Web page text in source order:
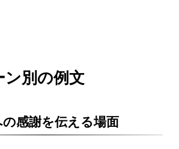
ン別の例文
感謝を伝える場面